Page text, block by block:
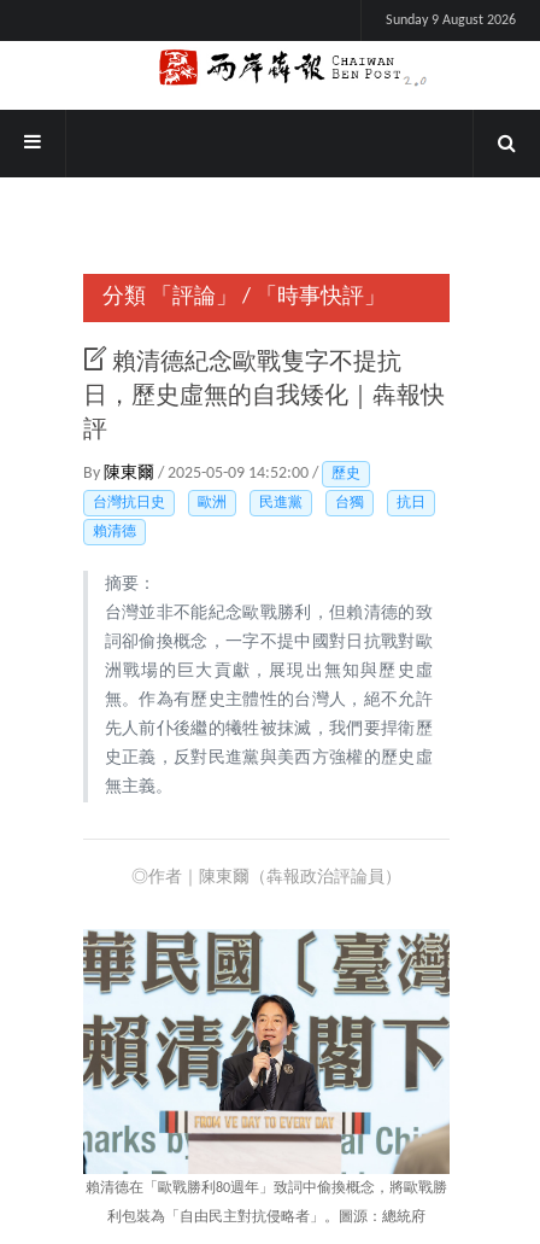
Sunday 9 August 2026
分類 「評論」 / 「時事快評」
賴清德紀念歐戰隻字不提抗
日，歷史虛無的自我矮化｜犇報快
評
By 陳東爾 / 2025-05-09 14:52:00 /
歷史
台灣抗日史
歐洲 民進黨 台獨
抗日
賴清德
摘要：
台灣並非不能紀念歐戰勝利，但賴清德的致
詞卻偷換概念，一字不提中國對日抗戰對歐
洲戰場的巨大貢獻，展現出無知與歷史虛
無。作為有歷史主體性的台灣人，絕不允許
先人前仆後繼的犧牲被抹滅，我們要捍衛歷
史正義，反對民進黨與美西方強權的歷史虛
無主義。
◎作者｜陳東爾（犇報政治評論員）
賴清德在「歐戰勝利80週年」致詞中偷換概念，將歐戰勝
利包裝為「自由民主對抗侵略者」。圖源：總統府